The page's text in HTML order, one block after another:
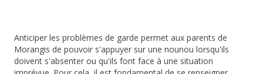
Anticiper les problèmes de garde permet aux parents de
Morangis de pouvoir s'appuyer sur une nounou lorsqu'ils
doivent s'absenter ou qu'ils font face à une situation